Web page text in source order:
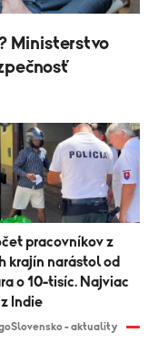
krajín narástol od
o 10-tisíc. Najviac
Indie
Slovensko - aktuality
Ministerstvo